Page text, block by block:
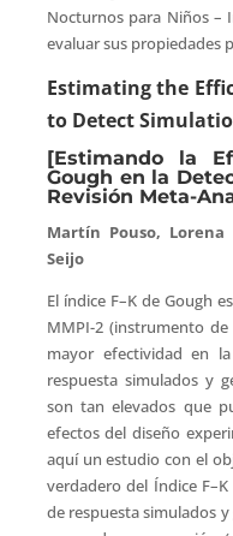
Nocturnos para Niños –
evaluar sus propiedades
Estimating the
to Detect
[Estimando la
Gough en la
Revisión Meta-
Martín Pouso,
Seijo
El índice F–K de Gough
MMPI-2 (instrumento
mayor efectividad en
respuesta simulados y
son tan elevados que
efectos del diseño
aquí un estudio con el
verdadero del Índice
de respuesta simulados